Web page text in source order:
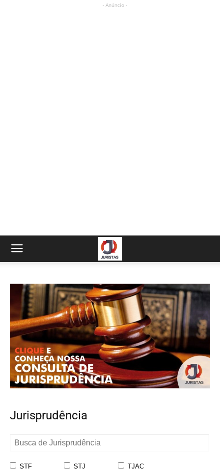
- Anúncio -
Jurisprudência
STF STJ
TJAC